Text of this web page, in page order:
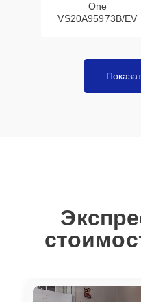
One
VS20A95973B/EV